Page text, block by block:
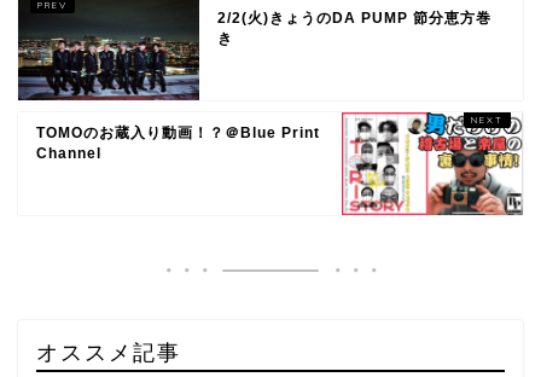
2/2(火)きょうのDA PUMP 節分恵方巻
き
TOMOのお蔵入り動画！？＠Blue Print
Channel
オススメ記事